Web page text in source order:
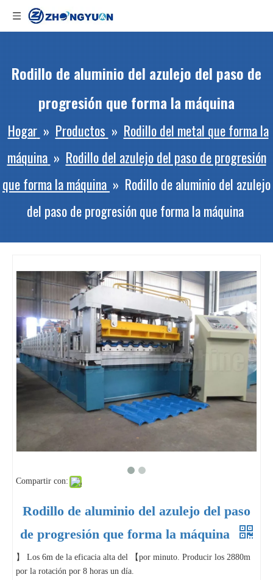
Rodillo de aluminio del azulejo del paso de
progresión que forma la máquina
Hogar » Productos » Rodillo del metal que forma la
máquina » Rodillo del azulejo del paso de progresión
que forma la máquina » Rodillo de aluminio del azulejo
del paso de progresión que forma la máquina
Compartir con:
Rodillo de aluminio del azulejo del paso
de progresión que forma la máquina
】 Los 6m de la eficacia alta del 【por minuto. Producir los 2880m
por la rotación por 8 horas un día.